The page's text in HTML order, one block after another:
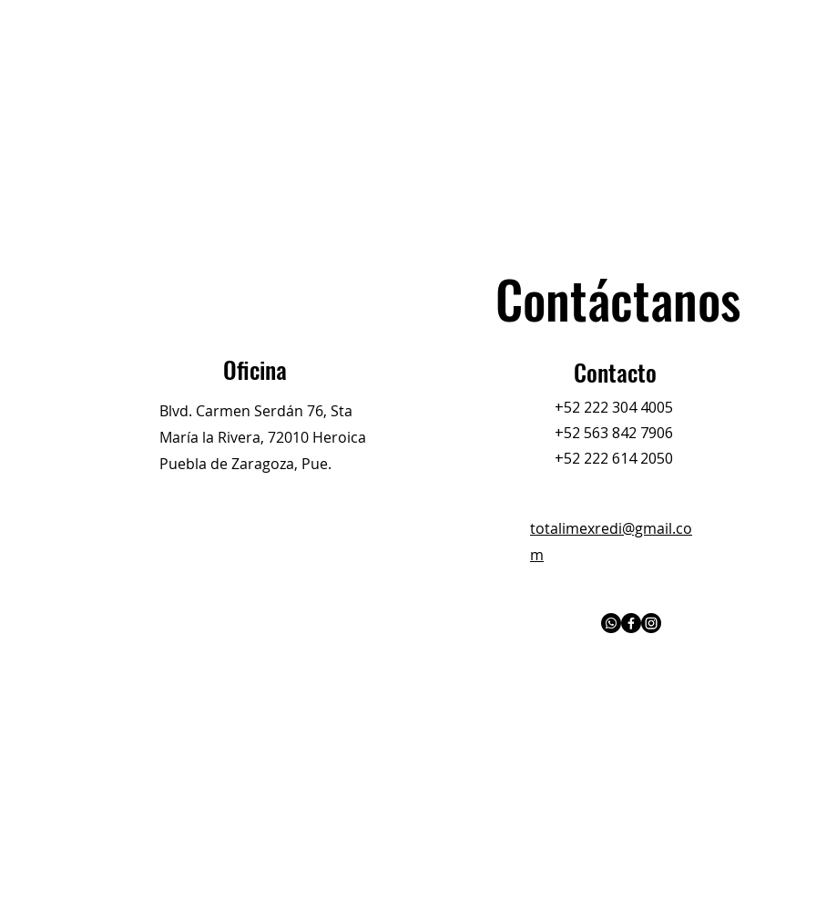
Contáctanos
Oficina
Blvd. Carmen Serdán 76, Sta
María la Rivera, 72010 Heroica
Puebla de Zaragoza, Pue.
Contacto
+52 222 304 4005
+52 563 842 7906
+52 222 614 2050
totalimexredi@gmail.co
m